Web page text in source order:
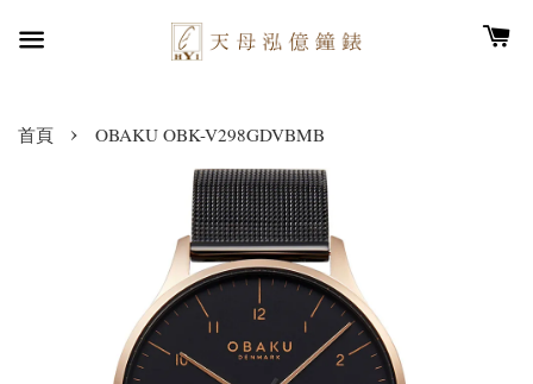
首頁 › OBAKU OBK-V298GDVBMB